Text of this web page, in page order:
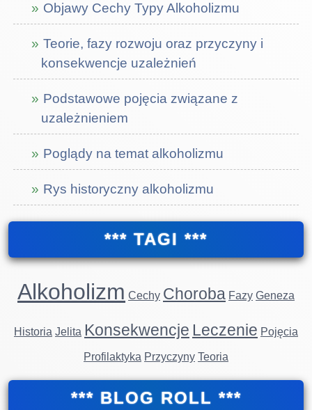
Objawy Cechy Typy Alkoholizmu
Teorie, fazy rozwoju oraz przyczyny i
konsekwencje uzależnień
Podstawowe pojęcia związane z
uzależnieniem
Poglądy na temat alkoholizmu
Rys historyczny alkoholizmu
*** TAGI ***
Alkoholizm Cechy Choroba Fazy Geneza
Historia Jelita Konsekwencje Leczenie Pojęcia
Profilaktyka Przyczyny Teoria
*** BLOG ROLL ***